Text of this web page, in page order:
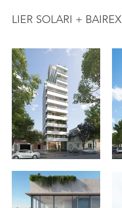
LIER SOLARI + BAIREX